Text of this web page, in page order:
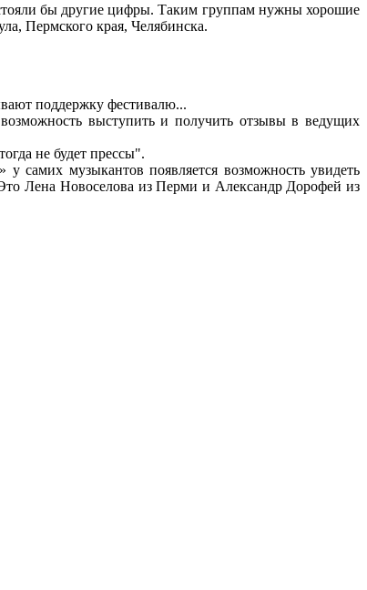
бы другие цифры. Таким группам нужны хорошие
Пермского края, Челябинска.
поддержку фестивалю...
выступить и получить отзывы в ведущих
не будет прессы".
самих музыкантов появляется возможность увидеть
Лена Новоселова из Перми и Александр Дорофей из